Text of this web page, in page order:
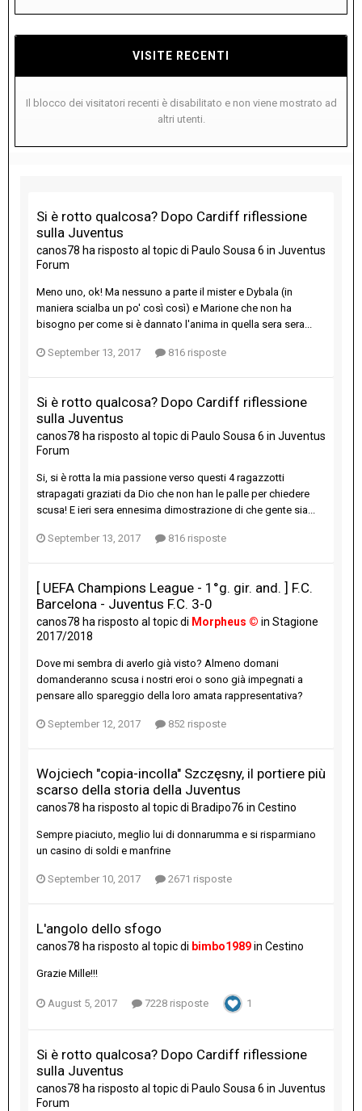
VISITE RECENTI
Il blocco dei visitatori recenti è disabilitato e non viene mostrato ad
altri utenti.
Si è rotto qualcosa? Dopo Cardiff riflessione
sulla Juventus
canos78 ha risposto al topic di Paulo Sousa 6 in Juventus
Forum
Meno uno, ok! Ma nessuno a parte il mister e Dybala (in
maniera scialba un po' così così) e Marione che non ha
bisogno per come si è dannato l'anima in quella sera sera...
September 13, 2017 816 risposte
Si è rotto qualcosa? Dopo Cardiff riflessione
sulla Juventus
canos78 ha risposto al topic di Paulo Sousa 6 in Juventus
Forum
Si, si è rotta la mia passione verso questi 4 ragazzotti
strapagati graziati da Dio che non han le palle per chiedere
scusa! E ieri sera ennesima dimostrazione di che gente sia...
September 13, 2017 816 risposte
[ UEFA Champions League - 1°g. gir. and. ] F.C.
Barcelona - Juventus F.C. 3-0
canos78 ha risposto al topic di Morpheus © in Stagione
2017/2018
Dove mi sembra di averlo già visto? Almeno domani
domanderanno scusa i nostri eroi o sono già impegnati a
pensare allo spareggio della loro amata rappresentativa?
September 12, 2017 852 risposte
Wojciech "copia-incolla" Szczęsny, il portiere più
scarso della storia della Juventus
canos78 ha risposto al topic di Bradipo76 in Cestino
Sempre piaciuto, meglio lui di donnarumma e si risparmiano
un casino di soldi e manfrine
September 10, 2017 2671 risposte
L'angolo dello sfogo
canos78 ha risposto al topic di bimbo1989in Cestino
Grazie Mille!!!
August 5, 2017 7228 risposte 1
Si è rotto qualcosa? Dopo Cardiff riflessione
sulla Juventus
canos78 ha risposto al topic di Paulo Sousa 6 in Juventus
Forum